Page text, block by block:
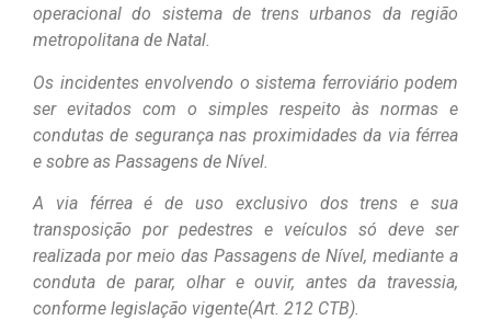
operacional do sistema de trens urbanos da região
metropolitana de Natal.
Os incidentes envolvendo o sistema ferroviário podem
ser evitados com o simples respeito às normas e
condutas de segurança nas proximidades da via férrea
e sobre as Passagens de Nível.
A via férrea é de uso exclusivo dos trens e sua
transposição por pedestres e veículos só deve ser
realizada por meio das Passagens de Nível, mediante a
conduta de parar, olhar e ouvir, antes da travessia,
conforme legislação vigente(Art. 212 CTB).